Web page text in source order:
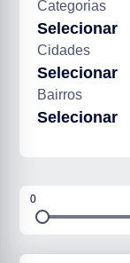
Categorias
Selecionar
Cidades
Selecionar
Bairros
Selecionar
0